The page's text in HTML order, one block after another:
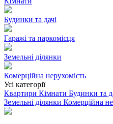
Будинки та дачі
Гаражі та паркомісця
Земельні ділянки
Комерційна нерухомість
Усі категорії
Квартири Кімнати Будинки та
Земельні ділянки Комерційна